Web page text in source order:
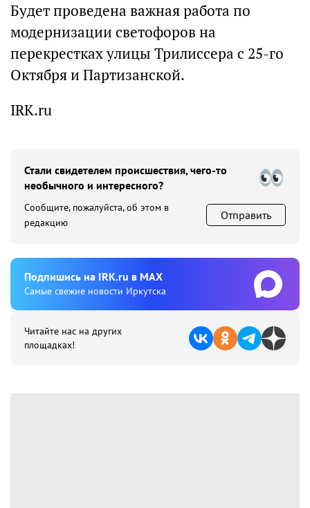
Будет проведена важная работа по
модернизации светофоров на
перекрестках улицы Трилиссера с 25-го
Октября и Партизанской.
IRK.ru
Стали свидетелем происшествия, чего-то
необычного и интересного?
Сообщите, пожалуйста, об этом в
редакцию
Отправить
Подпишиcь на IRK.ru в MAX
Cамые свежие новости Иркутска
Читайте нас на других
площадках!